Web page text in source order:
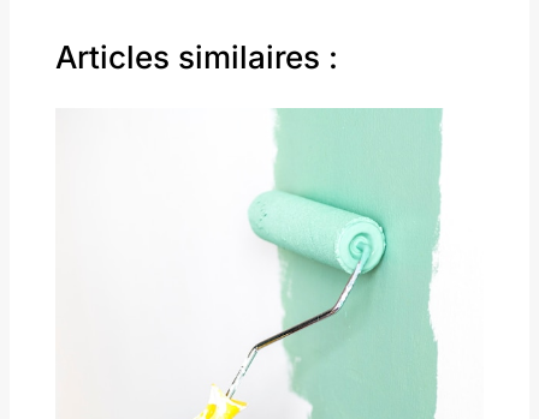
Articles similaires :